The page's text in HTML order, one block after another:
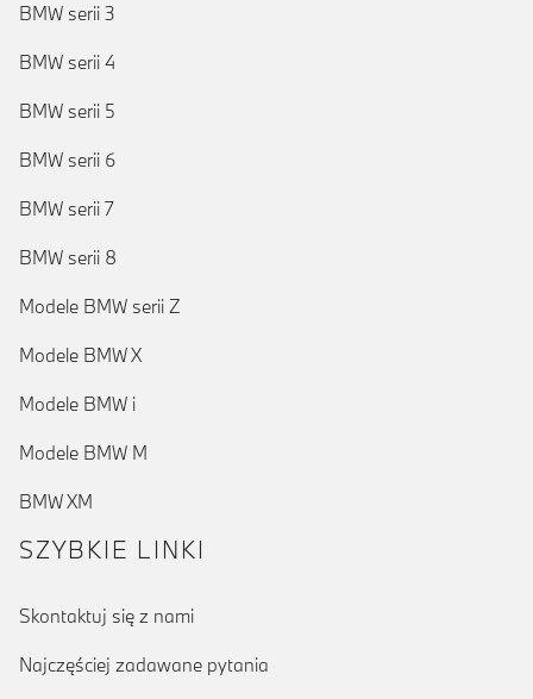
BMW serii 3
BMW serii 4
BMW serii 5
BMW serii 6
BMW serii 7
BMW serii 8
Modele BMW serii Z
Modele BMW X
Modele BMW i
Modele BMW M
BMW XM
SZYBKIE LINKI
Skontaktuj się z nami
Najczęściej zadawane pytania